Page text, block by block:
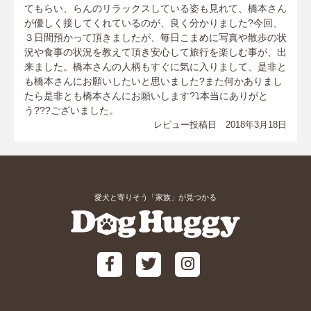
てもらい、らんのリラックスしている姿も見れて、橋本さん
が優しく接してくれているのが、良く分かりました?今回、
３日間預かって頂きましたが、毎日こまめに写真や散歩の状
況や食事の状況を教えて頂き安心して旅行を楽しむ事が、出
来ました。橋本さんの人柄もすぐに気に入りまして、是非と
も橋本さんにお願いしたいと思いました?また何かありまし
たら是非とも橋本さんにお願いします?⤵本当にありがと
う???ございました。
レビュー投稿日 2018年3月18日
愛犬と寄りそう「家族」が見つかる